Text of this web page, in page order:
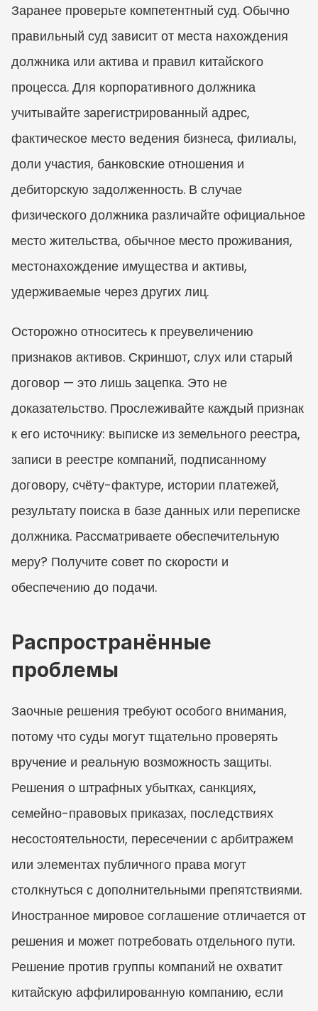
Заранее проверьте компетентный суд. Обычно
правильный суд зависит от места нахождения
должника или актива и правил китайского
процесса. Для корпоративного должника
учитывайте зарегистрированный адрес,
фактическое место ведения бизнеса, филиалы,
доли участия, банковские отношения и
дебиторскую задолженность. В случае
физического должника различайте официальное
место жительства, обычное место проживания,
местонахождение имущества и активы,
удерживаемые через других лиц.
Осторожно относитесь к преувеличению
признаков активов. Скриншот, слух или старый
договор — это лишь зацепка. Это не
доказательство. Прослеживайте каждый признак
к его источнику: выписке из земельного реестра,
записи в реестре компаний, подписанному
договору, счёту-фактуре, истории платежей,
результату поиска в базе данных или переписке
должника. Рассматриваете обеспечительную
меру? Получите совет по скорости и
обеспечению до подачи.
Распространённые
проблемы
Заочные решения требуют особого внимания,
потому что суды могут тщательно проверять
вручение и реальную возможность защиты.
Решения о штрафных убытках, санкциях,
семейно-правовых приказах, последствиях
несостоятельности, пересечении с арбитражем
или элементах публичного права могут
столкнуться с дополнительными препятствиями.
Иностранное мировое соглашение отличается от
решения и может потребовать отдельного пути.
Решение против группы компаний не охватит
китайскую аффилированную компанию, если